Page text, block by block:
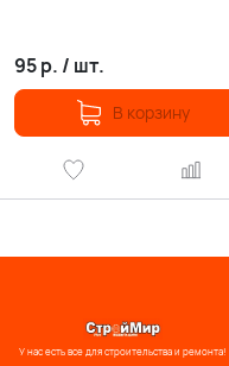
95р. / шт.
В корзину
У нас есть все для строительства и ремонта!